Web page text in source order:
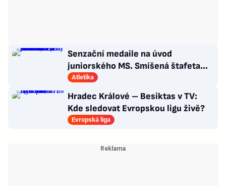
Senzační medaile na úvod
juniorského MS. Smíšená štafeta
bere stříbro, zazářila Botková (16)
Atletika
Hradec Králové – Besiktas v TV:
Kde sledovat Evropskou ligu živě?
Evropská liga